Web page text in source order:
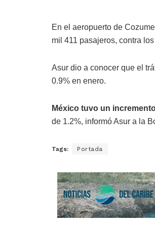
En el aeropuerto de Cozumel
mil 411 pasajeros, contra
Asur dio a conocer que el
0.9% en enero.
México tuvo un
de 1.2%, informó Asur a la
Tags: Portada